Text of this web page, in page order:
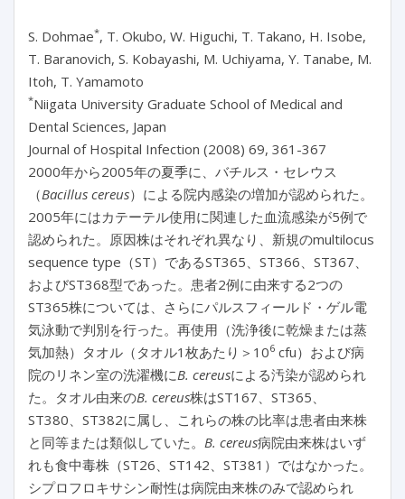
S. Dohmae*, T. Okubo, W. Higuchi, T. Takano, H. Isobe,
T. Baranovich, S. Kobayashi, M. Uchiyama, Y. Tanabe, M.
Itoh, T. Yamamoto
*Niigata University Graduate School of Medical and
Dental Sciences, Japan
Journal of Hospital Infection (2008) 69, 361-367
2000年から2005年の夏季に、バチルス・セレウス
（Bacillus cereus）による院内感染の増加が認められた。
2005年にはカテーテル使用に関連した血流感染が5例で
認められた。原因株はそれぞれ異なり、新規のmultilocus
sequence type（ST）であるST365、ST366、ST367、
およびST368型であった。患者2例に由来する2つの
ST365株については、さらにパルスフィールド・ゲル電
気泳動で判別を行った。再使用（洗浄後に乾燥または蒸
気加熱）タオル（タオル1枚あたり＞106 cfu）および病
院のリネン室の洗濯機にB. cereusによる汚染が認められ
た。タオル由来のB. cereus株はST167、ST365、
ST380、ST382に属し、これらの株の比率は患者由来株
と同等または類似していた。 B. cereus病院由来株はいず
れも食中毒株（ST26、ST142、ST381）ではなかった。
シプロフロキサシン耐性は病院由来株のみで認められ